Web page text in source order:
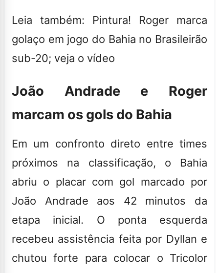
Leia também: Pintura! Roger marca
golaço em jogo do Bahia no Brasileirão
sub-20; veja o vídeo
João Andrade e Roger
marcam os gols do Bahia
Em um confronto direto entre times
próximos na classificação, o Bahia
abriu o placar com gol marcado por
João Andrade aos 42 minutos da
etapa inicial. O ponta esquerda
recebeu assistência feita por Dyllan e
chutou forte para colocar o Tricolor